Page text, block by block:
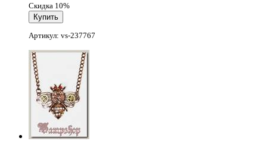
Скидка 10%
Артикул: vs-237767